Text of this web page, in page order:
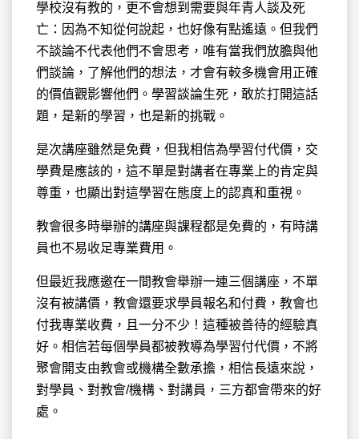
學校沒有教的，更不會想到需要與年青人談及死
亡：因為不知從何說起，也好像有點遙遠。但我們
不談論不代表他們不會思考，唯有當我們放膽與他
們談論，了解他們的想法，才會有較多機會用正確
的價值觀影響他們。學習談論生死，敢於打開這話
題，是新的學習，也是新的挑戰。
是次講座雖然是免費，但我相信為學習付代價，交
學費是應該的，這不單是對講者在專業上的肯定與
尊重，也顯出對這學習在態度上的認真和重視。
教會很多時舉辦的講座與課程都是免費的，有時講
員也不易收足專業費用。
但最近我應邀在一間教會舉辦一連三個講座，不單
沒有被講價，教會還要求學員報名和付費，教會也
付我專業收費，且一分不少！這種被善待的經驗真
好。相信若每個學員都被教導為學習付代價，不將
聚會開支由教會或機構全數承擔，相信長遠來說，
對學員、對教會/機構、對講員，三方都會帶來的好
處。